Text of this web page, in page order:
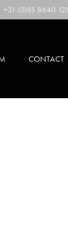
+31 (0)85 8640
CONTACT